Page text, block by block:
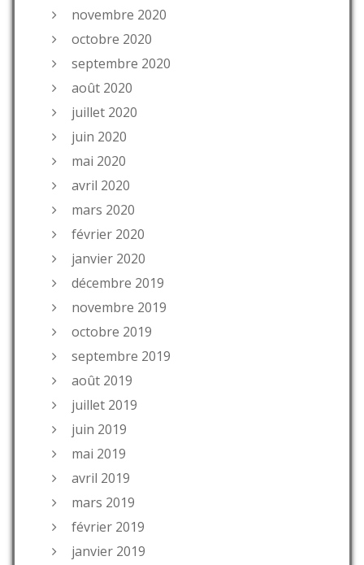
novembre 2020
octobre 2020
septembre 2020
août 2020
juillet 2020
juin 2020
mai 2020
avril 2020
mars 2020
février 2020
janvier 2020
décembre 2019
novembre 2019
octobre 2019
septembre 2019
août 2019
juillet 2019
juin 2019
mai 2019
avril 2019
mars 2019
février 2019
janvier 2019